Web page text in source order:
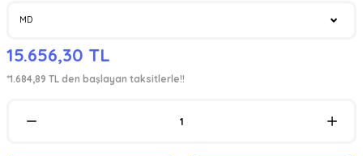
15.656,30 TL
*1.684,89 TL den başlayan taksitlerle!!